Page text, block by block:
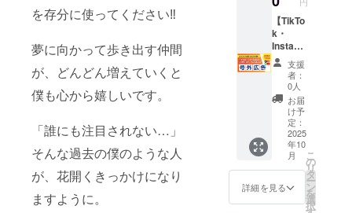
を存分に使ってください‼
夢に向かって歩き出す仲間
が、どんどん増えていくと
僕も心から嬉しいです。
「誰にも注目されない…」
そんな過去の僕のような人
が、花開くきっかけになり
ますように。
不安や
焦りを
感じて
いる方
・お子
さんの
勉強方
法を見
直した
い親御
さん
「正し
い努力
は裏切
い」 そ
れを一
トをお
持ちの
方 ・
LINEと
いうメ
ディア
で一気
に広め
たい方
・SNS
や広告
に頼ら
ない形
い集客
導線が
● こん
な方に
おすす
め ・
SNSや
発信に
ついて
直接ア
ドバイ
スをも
らいた
い方 ・
自分の
らにつ
いて相
の違い
・SNS
で自由
な生き
方を手
に入れ
るまで
の10年
・挑戦
と挫折
から学
んだ、
継続す
る力 ●
内容 ・
か？ ●
講演
テーマ
例（ご
相談の
上カス
タマイ
ズ可
能） ・
SNSで
人生を
変える
方法 ・
フォロ
ワー0か
× 2回ず
つ 計6
回のご
紹介 ●
媒体と
配信内
容 ・公
式
LINE（
登録者
15,000
名以
上）に
て号外
配信（2
回） ・
Facebo
す。
フォロ
ワーの
反応や
拡散力
を考慮
し、
とっ
しーが
あなた
の魅力
が最大
限伝わ
る形で
プロ
デュー
スしま
い…」
「編集
が難し
くて、
投稿ま
でたど
り着け
な
い…」
そんな
お悩み
をお持
ちの方
へ。
SNSで
の再生
回数10
【TikTo
k・
Instagr
am・
LINE・
Facebo
ok号外
広告】
SNS4媒
体 × 公
式アカ
ウント
であな
たを全
力応援
支援
者：
0人
お届
け予
定：
2025
年10
月
詳細を見る
こ
の
リ
タ
ー
ン
を
選
択